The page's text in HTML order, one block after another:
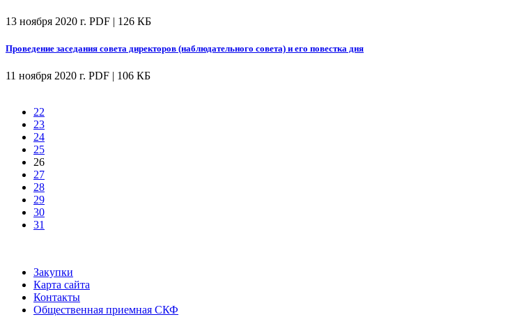
13 ноября 2020 г. PDF | 126 КБ
Проведение заседания совета директоров (наблюдательного совета) и его повестка дня
11 ноября 2020 г. PDF | 106 КБ
22
23
24
25
26
27
28
29
30
31
Закупки
Карта сайта
Контакты
Общественная приемная СКФ